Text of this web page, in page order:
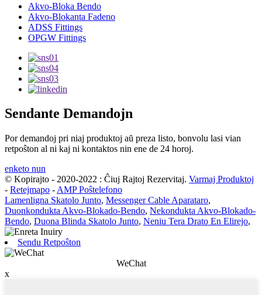
Akvo-Bloka Bendo
Akvo-Blokanta Fadeno
ADSS Fittings
OPGW Fittings
Sendante Demandojn
Por demandoj pri niaj produktoj aŭ preza listo, bonvolu lasi vian
retpoŝton al ni kaj ni kontaktos nin ene de 24 horoj.
enketo nun
© Kopirajto - 2020-2022 : Ĉiuj Rajtoj Rezervitaj. Varmaj Produktoj
- Retejmapo - AMP Poŝtelefono
Lamenligna Skatolo Junto, Messenger Cable Aparataro,
Duonkondukta Akvo-Blokado-Bendo, Nekondukta Akvo-Blokado-
Bendo, Duona Blinda Skatolo Junto, Neniu Tera Drato En Elirejo,
Sendu Retpoŝton
WeChat
x